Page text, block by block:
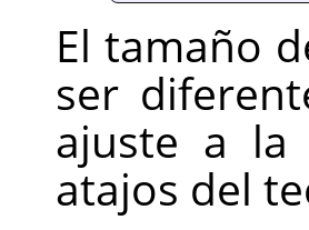
El tamaño
ser
ajuste a la
atajos del